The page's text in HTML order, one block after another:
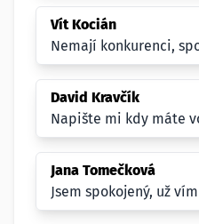
Vít Kocián
Nemají konkurenci,
David Kravčík
Napište mi kdy máte
Jana Tomečková
Jsem spokojený, už